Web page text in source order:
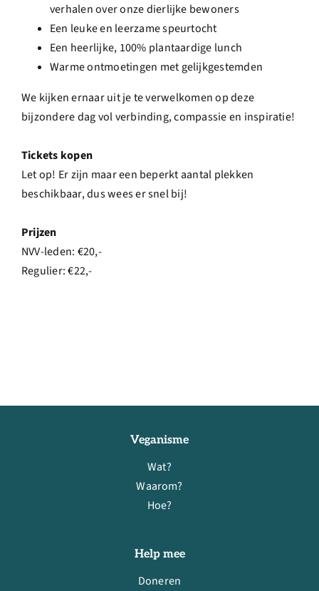
verhalen over onze dierlijke bewoners
Een leuke en leerzame speurtocht
Een heerlijke, 100% plantaardige lunch
Warme ontmoetingen met gelijkgestemden
We kijken ernaar uit je te verwelkomen op deze
bijzondere dag vol verbinding, compassie en inspiratie!
Tickets kopen
Let op! Er zijn maar een beperkt aantal plekken
beschikbaar, dus wees er snel bij!
Prijzen
NVV-leden: €20,-
Regulier: €22,-
Veganisme
Wat?
Waarom?
Hoe?
Help mee
Doneren